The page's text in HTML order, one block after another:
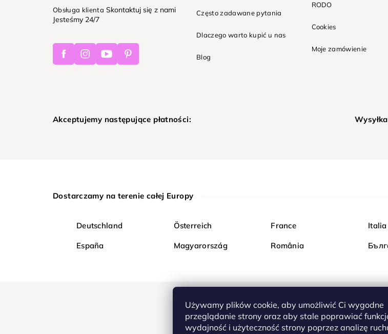
Używamy plików cookie, aby umożliwić Ci wygodne
przeglądanie strony oraz aby stale poprawiać
wydajność i użyteczność strony poprzez analizę
Obsługa klienta Skontaktuj się z nami
Jesteśmy 24/7
FacebookInstagramYoutubePinterest
Często zadawane pytania
Dlaczego warto kupić u nas
Blog
RODO
Cookies
Moje zamówienie
Akceptujemy następujące płatności:
Dostarczamy na terenie całej Europy
Deutschland Österreich France Italia
España Magyarország România